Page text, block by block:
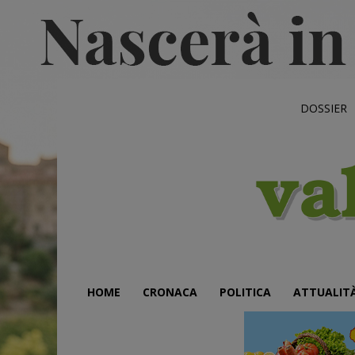
DOSSIER
HOME CRONACA POLITICA